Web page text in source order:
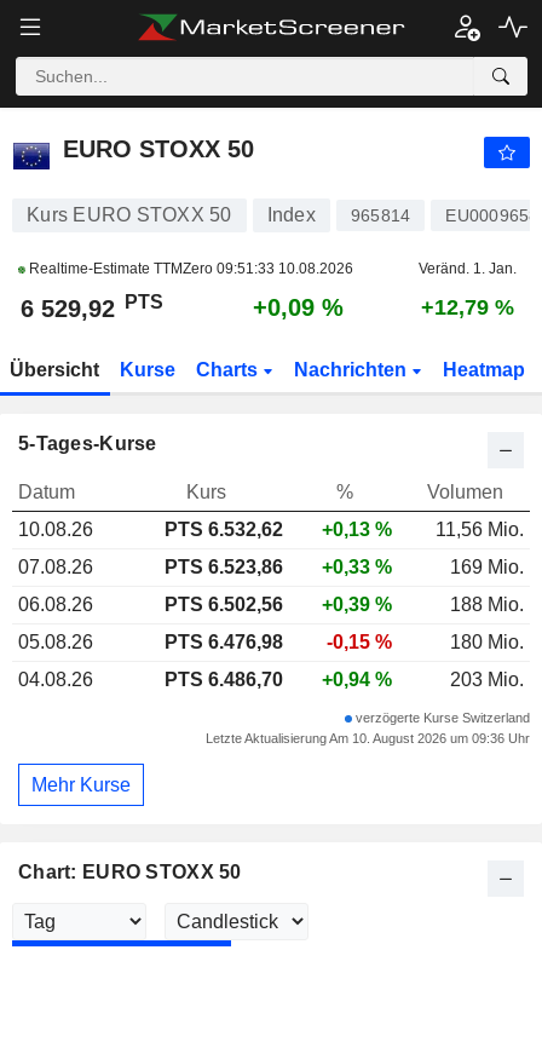
EURO STOXX 50
EURO STOXX 50
Kurs EURO STOXX 50 Index 965814
Realtime-Estimate TTMZero 09:51:33 10.08.2026 Veränd. 1. Jan.
6 529,92 PTS +0,09 % +12,79 %
Übersicht Kurse Charts Nachrichten Heatmap
Chart: EURO STOXX 50
5-Tages-Kurse
Datum Kurs %
Volumen
10.08.26
PTS 6.532,62 +0,13 %
11,56 Mio.
07.08.26
PTS 6.523,86 +0,33 %
169 Mio.
06.08.26
PTS 6.502,56 +0,39 %
188 Mio.
05.08.26
PTS 6.476,98 -0,15 %
180 Mio.
04.08.26
PTS 6.486,70 +0,94 % 203 Mio.
verzögerte Kurse Switzerland
Letzte Aktualisierung Am 10. August 2026 um 09:36 Uhr
Mehr Kurse